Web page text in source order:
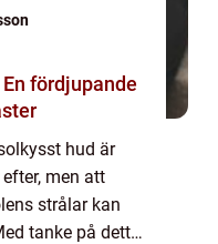
fördjupande
hud är
men att
strålar kan
tanke på detta